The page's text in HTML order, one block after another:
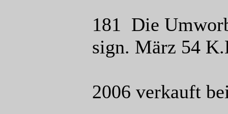
181 Die
sign. März 54
2006 verkauft